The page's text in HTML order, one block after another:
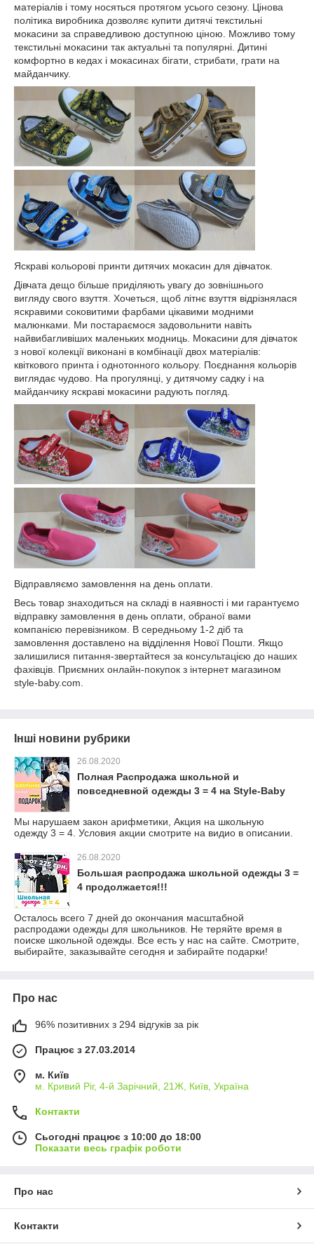
матеріалів і тому носяться протягом усього сезону. Цінова
політика виробника дозволяє купити дитячі текстильні
мокасини за справедливою доступною ціною. Можливо тому
текстильні мокасини так актуальні та популярні. Дитині
комфортно в кедах і мокасинах бігати, стрибати, грати на
майданчику.
Яскраві кольорові принти дитячих мокасин для дівчаток.
Дівчата дещо більше приділяють увагу до зовнішнього
вигляду свого взуття. Хочеться, щоб літнє взуття відрізнялася
яскравими соковитими фарбами цікавими модними
малюнками. Ми постараємося задовольнити навіть
найвибагливіших маленьких модниць. Мокасини для дівчаток
з нової колекції виконані в комбінації двох матеріалів:
квіткового принта і однотонного кольору. Поєднання кольорів
виглядає чудово. На прогулянці, у дитячому садку і на
майданчику яскраві мокасини радують погляд.
Відправляємо замовлення на день оплати.
Весь товар знаходиться на складі в наявності і ми гарантуємо
відправку замовлення в день оплати, обраної вами
компанією перевізником. В середньому 1-2 діб та
замовлення доставлено на відділення Нової Пошти. Якщо
залишилися питання-звертайтеся за консультацією до наших
фахівців. Приємних онлайн-покупок з інтернет магазином
style-baby.com.
Інші новини рубрики
26.08.2020
Полная Распродажа школьной и
повседневной одежды 3 = 4 на Style-Baby
Мы нарушаем закон арифметики, Акция на школьную
одежду 3 = 4. Условия акции смотрите на видио в описании.
26.08.2020
Большая распродажа школьной одежды 3 =
4 продолжается!!!
Осталось всего 7 дней до окончания масштабной
распродажи одежды для школьников. Не теряйте время в
поиске школьной одежды. Все есть у нас на сайте. Смотрите,
выбирайте, заказывайте сегодня и забирайте подарки!
Про нас
96% позитивних з 294 відгуків за рік
Працює з 27.03.2014
м. Київ
м. Кривий Ріг, 4-й Зарічний, 21Ж, Київ, Україна
Контакти
Сьогодні працює з 10:00 до 18:00
Показати весь графік роботи
Про нас
Контакти